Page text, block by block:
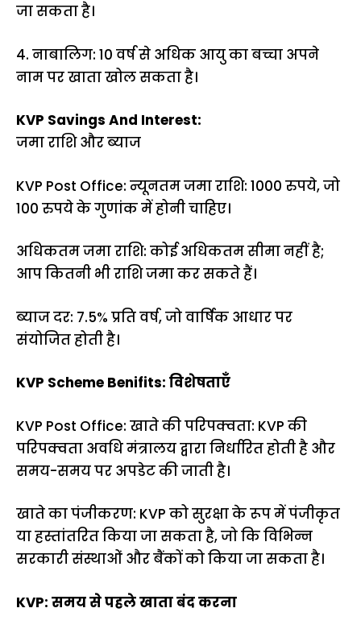
जा सकता है।
4. नाबालिग: 10 वर्ष से अधिक आयु का बच्चा अपने
नाम पर खाता खोल सकता है।
KVP Savings And Interest:
जमा राशि और ब्याज
KVP Post Office: न्यूनतम जमा राशि: 1000 रुपये, जो
100 रुपये के गुणांक में होनी चाहिए।
अधिकतम जमा राशि: कोई अधिकतम सीमा नहीं है;
आप कितनी भी राशि जमा कर सकते हैं।
ब्याज दर: 7.5% प्रति वर्ष, जो वार्षिक आधार पर
संयोजित होती है।
KVP Scheme Benifits: विशेषताएँ
KVP Post Office: खाते की परिपक्वता: KVP की
परिपक्वता अवधि मंत्रालय द्वारा निर्धारित होती है और
समय-समय पर अपडेट की जाती है।
खाते का पंजीकरण: KVP को सुरक्षा के रूप में पंजीकृत
या हस्तांतरित किया जा सकता है, जो कि विभिन्न
सरकारी संस्थाओं और बैंकों को किया जा सकता है।
KVP: समय से पहले खाता बंद करना